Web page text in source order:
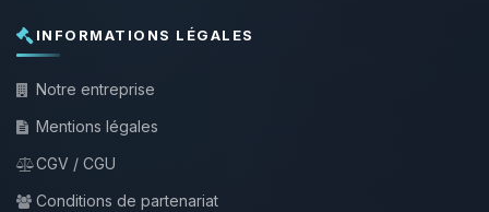
INFORMATIONS LÉGALES
Notre entreprise
Mentions légales
CGV / CGU
Conditions de partenariat